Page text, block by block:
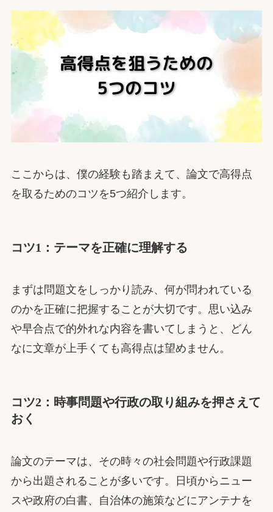
ここからは、僕の経験も踏まえて、論文で高得点
を取るためのコツを5つ紹介します。
コツ1：テーマを正確に理解する
まずは問題文をしっかり読み、何が問われている
のかを正確に把握することが大切です。思い込み
や早合点で的外れな内容を書いてしまうと、どん
なに文章が上手くても高得点は望めません。
コツ2：時事問題や行政の取り組みを押さえて
おく
論文のテーマは、その時々の社会問題や行政課題
から出題されることが多いです。日頃からニュー
スや政府の白書、自治体の施策などにアンテナを